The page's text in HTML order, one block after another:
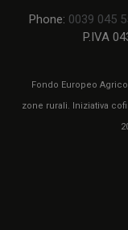
Phone: 0039 045
P.IVA
Fondo Europeo
zone rurali. Iniziativa